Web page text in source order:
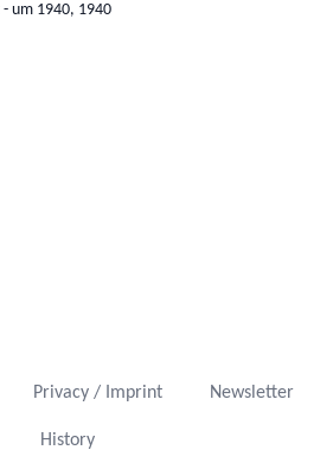
um 1940, 1940
Privacy / Imprint Newsletter
History